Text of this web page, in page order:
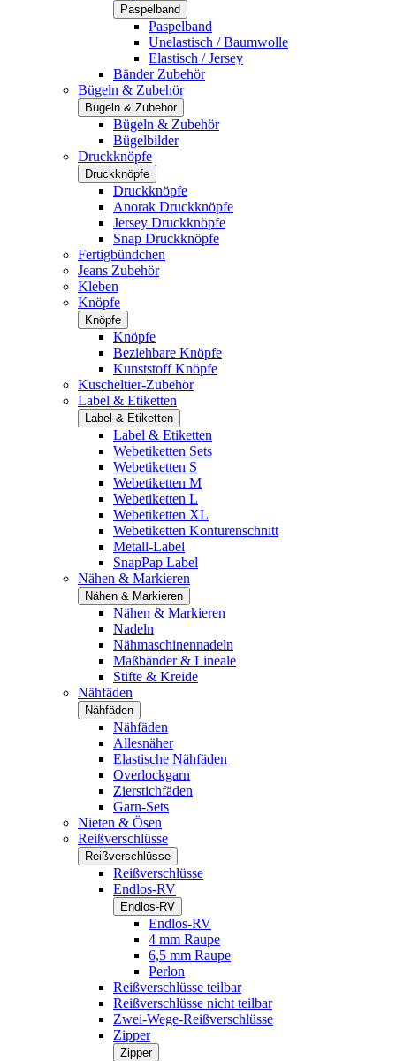
Paspelband
Paspelband
Unelastisch / Baumwolle
Elastisch / Jersey
Bänder Zubehör
Bügeln & Zubehör
Bügeln & Zubehör
Bügeln & Zubehör
Bügelbilder
Druckknöpfe
Druckknöpfe
Druckknöpfe
Anorak Druckknöpfe
Jersey Druckknöpfe
Snap Druckknöpfe
Fertigbündchen
Jeans Zubehör
Kleben
Knöpfe
Knöpfe
Knöpfe
Beziehbare Knöpfe
Kunststoff Knöpfe
Kuscheltier-Zubehör
Label & Etiketten
Label & Etiketten
Label & Etiketten
Webetiketten Sets
Webetiketten S
Webetiketten M
Webetiketten L
Webetiketten XL
Webetiketten Konturenschnitt
Metall-Label
SnapPap Label
Nähen & Markieren
Nähen & Markieren
Nähen & Markieren
Nadeln
Nähmaschinennadeln
Maßbänder & Lineale
Stifte & Kreide
Nähfäden
Nähfäden
Nähfäden
Allesnäher
Elastische Nähfäden
Overlockgarn
Zierstichfäden
Garn-Sets
Nieten & Ösen
Reißverschlüsse
Reißverschlüsse
Reißverschlüsse
Endlos-RV
Endlos-RV
Endlos-RV
4 mm Raupe
6,5 mm Raupe
Perlon
Reißverschlüsse teilbar
Reißverschlüsse nicht teilbar
Zwei-Wege-Reißverschlüsse
Zipper
Zipper